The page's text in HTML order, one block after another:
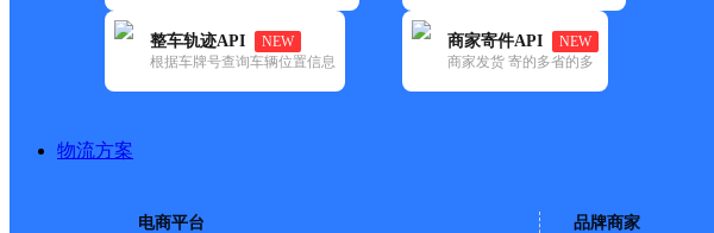
整车轨迹API
NEW
根据车牌号查询车辆位置信息
商家寄件API
NEW
商家发货 寄的多省的多
物流方案
电商平台 品牌商家
城市：赣州市 ✕ 快递：优速快递 ✕
清空已选
地区:
不限 安远县(1)